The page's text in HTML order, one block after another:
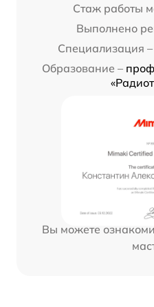
Стаж работы
Выполнено
Специализация –
Образование –
Вы можете